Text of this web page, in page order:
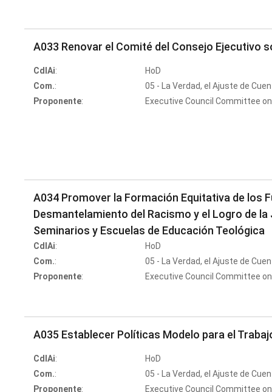
A033 Renovar el Comité del Consejo Ejecutivo
CdlAi:
HoD
Com.:
05 - La Verdad, el Ajuste de
Proponente: Executive Council Committee
A034 Promover la Formación Equitativa de los
Desmantelamiento del Racismo y el Logro de
Seminarios y Escuelas de Educación Teológica
CdlAi:
HoD
Com.:
05 - La Verdad, el Ajuste de
Proponente: Executive Council Committee
A035 Establecer Políticas Modelo para el
CdlAi:
HoD
Com.:
05 - La Verdad, el Ajuste de
Proponente: Executive Council Committee